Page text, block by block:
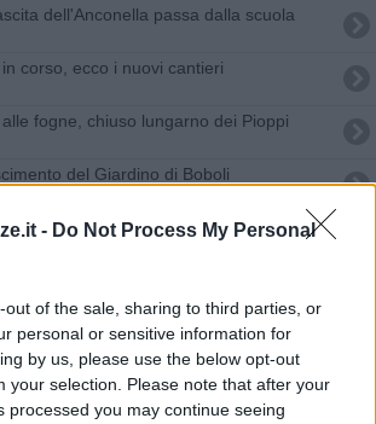
- Do Not Process My Personal
out of the sale, sharing to third parties, or
personal or sensitive information for
by us, please use the below opt-out
your selection. Please note that after your
processed you may continue seeing
dell'Anconella passa dalla scuola
corso, ecco i nuovi cantieri
fogne, chiuso lungarno dei Pioppi
del Giardino di Boboli
da abbattere a Campo di Marte
piantati al Parco delle Cascine
un milione e mezzo al parco della